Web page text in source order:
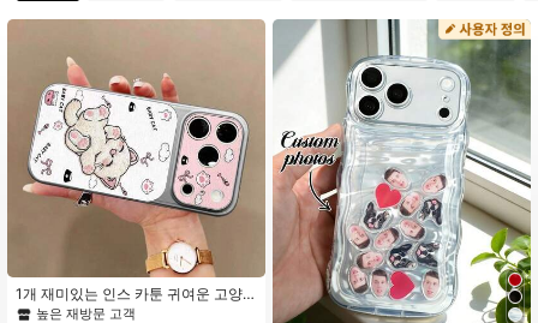
1개 재미있는 인스 카툰 귀여운 고양
이 휴대폰 케이스 아이폰 15, 17 Pro M
높은 재방문 고객